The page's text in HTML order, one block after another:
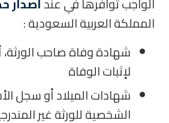
المملكة العربية السعودية :
شهادة وفاة صاحب
لإثبات الوفاة
شهادات الميلاد أو سجل
الشخصية للورثة غير